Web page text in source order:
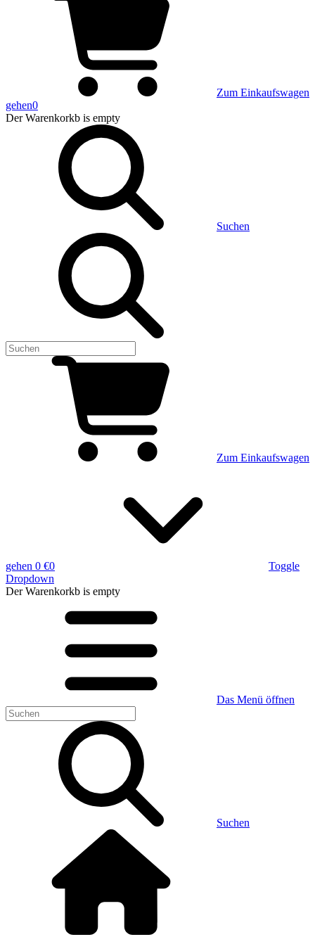
Zum Einkaufswagen
gehen0
Der Warenkorkb is empty
Suchen
Zum Einkaufswagen
gehen 0 €0
Toggle
Dropdown
Der Warenkorkb is empty
Das Menü öffnen
Suchen